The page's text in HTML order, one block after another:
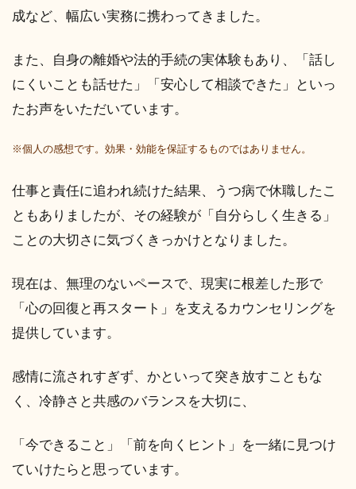
成など、幅広い実務に携わってきました。
また、自身の離婚や法的手続の実体験もあり、「話し
にくいことも話せた」「安心して相談できた」といっ
たお声をいただいています。
※個人の感想です。効果・効能を保証するものではありません。
仕事と責任に追われ続けた結果、うつ病で休職したこ
ともありましたが、その経験が「自分らしく生きる」
ことの大切さに気づくきっかけとなりました。
現在は、無理のないペースで、現実に根差した形で
「心の回復と再スタート」を支えるカウンセリングを
提供しています。
感情に流されすぎず、かといって突き放すこともな
く、冷静さと共感のバランスを大切に、
「今できること」「前を向くヒント」を一緒に見つけ
ていけたらと思っています。